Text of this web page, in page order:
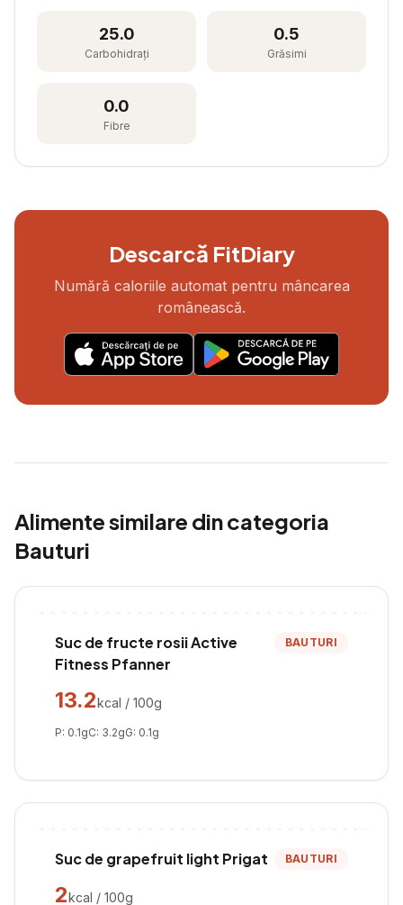
25.0
Carbohidrați
0.5
Grăsimi
0.0
Fibre
Descarcă FitDiary
Numără caloriile automat pentru mâncarea
românească.
Alimente similare din categoria
Bauturi
Suc de fructe rosii Active
Fitness Pfanner
BAUTURI
13.2kcal / 100g
P: 0.1gC: 3.2gG: 0.1g
Suc de grapefruit light Prigat BAUTURI
2kcal / 100g